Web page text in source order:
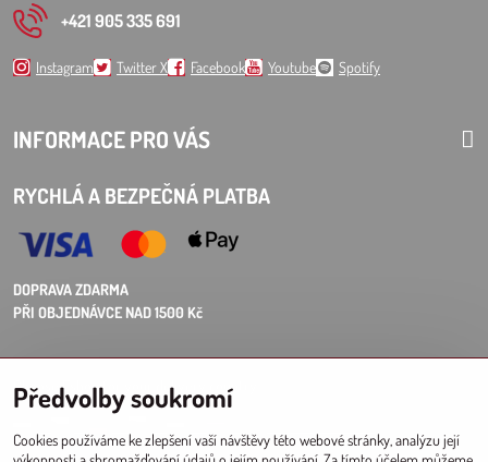
+421 905 335 691
Instagram Twitter X Facebook Youtube Spotify
INFORMACE PRO VÁS
RYCHLÁ A BEZPEČNÁ PLATBA
DOPRAVA ZDARMA
PŘI OBJEDNÁVCE NAD 1500 Kč
Choose Eshop for your delivery country:
Předvolby soukromí
Cookies používáme ke zlepšení vaší návštěvy této webové stránky, analýzu její